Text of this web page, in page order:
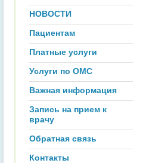
НОВОСТИ
Пациентам
Платные услуги
Услуги по ОМС
Важная информация
Запись на прием к
врачу
Обратная связь
Контакты